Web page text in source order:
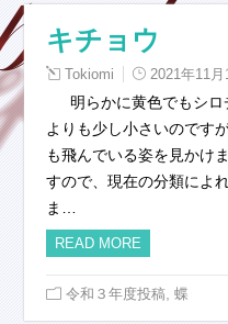
キチョウ
Tokiomi 2021年11月
明らかに黄色でもシロ
よりも少し小さいのです
も飛んでいる姿を見か
すので、現在の分類によ
ま…
READ MORE
令和３年度投稿 ,蝶